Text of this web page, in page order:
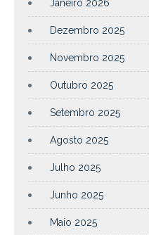
Janeiro 2026
Dezembro 2025
Novembro 2025
Outubro 2025
Setembro 2025
Agosto 2025
Julho 2025
Junho 2025
Maio 2025